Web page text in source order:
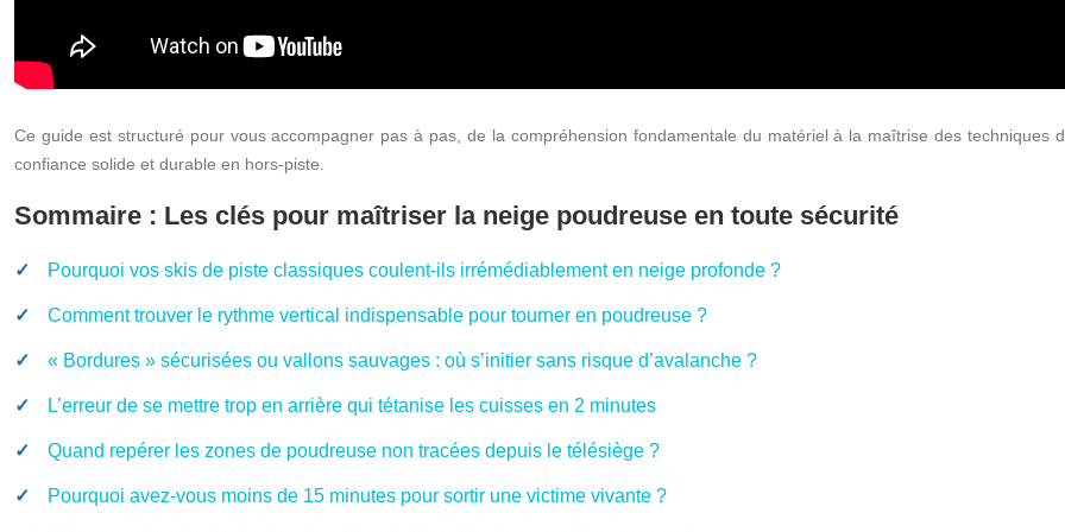
Ce guide est structuré pour vous accompagner pas à pas, de la compréhension fondamentale du matériel à la maîtrise des techniques
confiance solide et durable en hors-piste.
Sommaire : Les clés pour maîtriser la neige poudreuse en toute sécurité
Pourquoi vos skis de piste classiques coulent-ils irrémédiablement en neige profonde ?
Comment trouver le rythme vertical indispensable pour tourner en poudreuse ?
« Bordures » sécurisées ou vallons sauvages : où s’initier sans risque d’avalanche ?
L’erreur de se mettre trop en arrière qui tétanise les cuisses en 2 minutes
Quand repérer les zones de poudreuse non tracées depuis le télésiège ?
Pourquoi avez-vous moins de 15 minutes pour sortir une victime vivante ?